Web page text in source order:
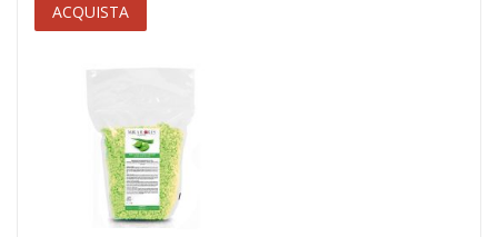
ACQUISTA